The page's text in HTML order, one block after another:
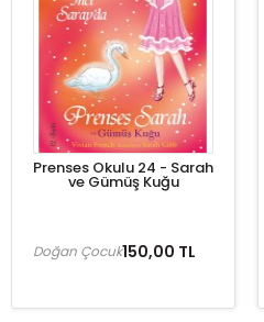
Prenses Okulu 24 - Sarah
ve Gümüş Kuğu
150,00 TL
Doğan Çocuk